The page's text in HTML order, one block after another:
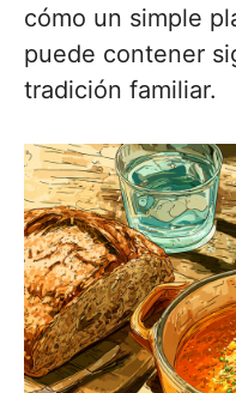
cómo un simple
puede contener
tradición familiar.